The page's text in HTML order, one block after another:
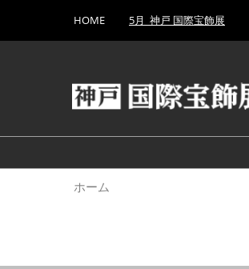
キ
し
て
to
HOME 5月_神戸 国際宝飾展
ホーム